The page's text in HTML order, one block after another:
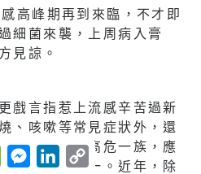
高峰期再到來臨，不才即
細菌來襲，上周病入膏
見諒。
戲言指惹上流感辛苦過新
、咳嗽等常見症狀外，還
者及兒童屬高危一族，應
苗，以防萬一。近年，除
W
e
M
e
L
C
o